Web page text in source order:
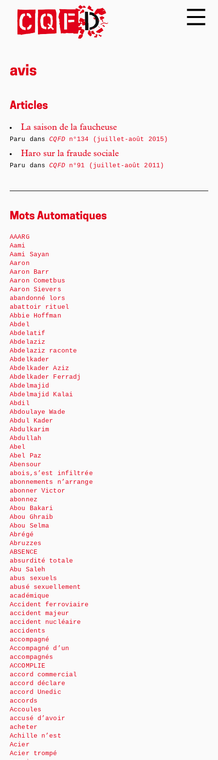
avis
Articles
La saison de la faucheuse
Paru dansCQFDn°134 (juillet-août 2015)
Haro sur la fraude sociale
Paru dansCQFDn°91 (juillet-août 2011)
Mots Automatiques
AAARG
Aami
Aami Sayan
Aaron
Aaron Barr
Aaron Cometbus
Aaron Sievers
abandonné lors
abattoir rituel
Abbie Hoffman
Abdel
Abdelatif
Abdelaziz
Abdelaziz raconte
Abdelkader
Abdelkader Aziz
Abdelkader Ferradj
Abdelmajid
Abdelmajid Kalai
Abdil
Abdoulaye Wade
Abdul Kader
Abdulkarim
Abdullah
Abel
Abel Paz
Abensour
abois,s’est infiltrée
abonnements n’arrange
abonner Victor
abonnez
Abou Bakari
Abou Ghraib
Abou Selma
Abrégé
Abruzzes
ABSENCE
absurdité totale
Abu Saleh
abus sexuels
abusé sexuellement
académique
Accident ferroviaire
accident majeur
accident nucléaire
accidents
accompagné
Accompagné d’un
accompagnés
ACCOMPLIE
accord commercial
accord déclare
accord Unedic
accords
Accoules
accusé d’avoir
acheter
Achille n’est
Acier
Acier trompé